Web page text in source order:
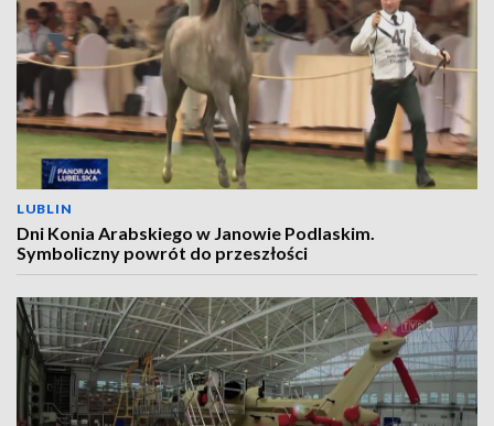
LUBLIN
Dni Konia Arabskiego w Janowie Podlaskim.
Symboliczny powrót do przeszłości